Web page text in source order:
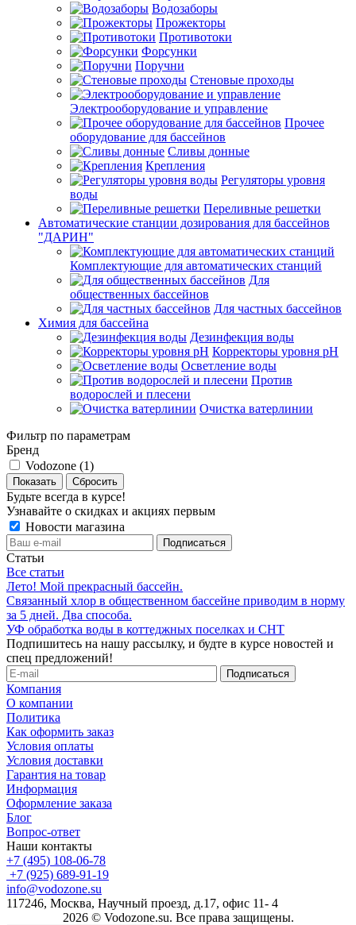
Водозаборы
Прожекторы
Противотоки
Форсунки
Поручни
Стеновые проходы
Электрооборудование и управление
Прочее
оборудование для бассейнов
Сливы донные
Крепления
Регуляторы уровня
воды
Переливные решетки
Автоматические станции дозирования для бассейнов
"ДАРИН"
Комплектующие для автоматических станций
Для
общественных бассейнов
Для частных бассейнов
Химия для бассейна
Дезинфекция воды
Корректоры уровня pH
Осветление воды
Против
водорослей и плесени
Очистка ватерлинии
Фильтр по параметрам
Бренд
Vodozone (1)
Сбросить
Будьте всегда в курсе!
Узнавайте о скидках и акциях первым
Новости магазина
Статьи
Все статьи
Лето! Мой прекрасный бассейн.
Связанный хлор в общественном бассейне приводим в норму
за 5 дней. Два способа.
УФ обработка воды в коттеджных поселках и СНТ
Подпишитесь на нашу рассылку, и будте в курсе новостей и
спец предложений!
Компания
О компании
Политика
Как оформить заказ
Условия оплаты
Условия доставки
Гарантия на товар
Информация
Оформление заказа
Блог
Вопрос-ответ
Наши контакты
+7 (495) 108-06-78
+7 (925) 689-91-19
info@vodozone.su
117246, Москва, Научный проезд, д.17, офис 11- 4
2026 © Vodozone.su. Все права защищены.